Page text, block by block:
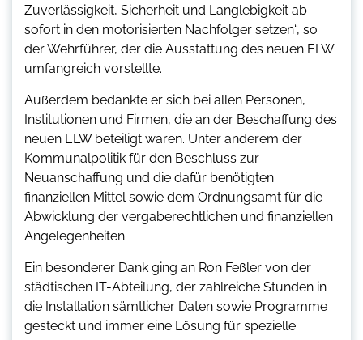
Zuverlässigkeit, Sicherheit und Langlebigkeit ab
sofort in den motorisierten Nachfolger setzen“, so
der Wehrführer, der die Ausstattung des neuen ELW
umfangreich vorstellte.
Außerdem bedankte er sich bei allen Personen,
Institutionen und Firmen, die an der Beschaffung des
neuen ELW beteiligt waren. Unter anderem der
Kommunalpolitik für den Beschluss zur
Neuanschaffung und die dafür benötigten
finanziellen Mittel sowie dem Ordnungsamt für die
Abwicklung der vergaberechtlichen und finanziellen
Angelegenheiten.
Ein besonderer Dank ging an Ron Feßler von der
städtischen IT-Abteilung, der zahlreiche Stunden in
die Installation sämtlicher Daten sowie Programme
gesteckt und immer eine Lösung für spezielle